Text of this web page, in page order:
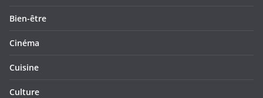
Bien-être
Cinéma
Cuisine
Culture